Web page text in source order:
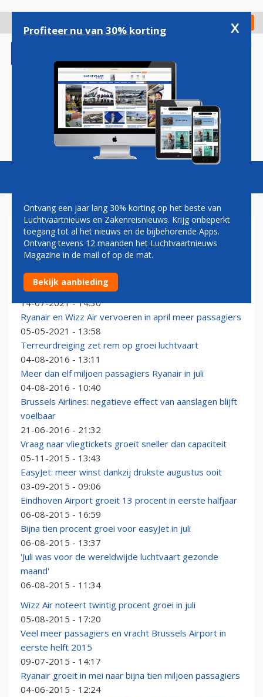
gaan
Check in
Magazine Podcasts Vacatures
BEZETTINGSGRAAD
Lufthansa: eind 2021 op 60 tot 70 procent van pre-
pandemische passagiersaantallen
14-07-2021 - 14:30
Ryanair en Wizz Air vervoeren in april meer passagiers
05-05-2021 - 13:58
Terreurdreiging zet rem op groei luchtvaart
04-08-2016 - 13:11
Meer dan elf miljoen passagiers Ryanair in juli
04-08-2016 - 10:40
Brussels Airlines: negatieve effect van aanslagen blijft
voelbaar
21-06-2016 - 21:32
Vraag naar vliegtickets groeit sneller dan capaciteit
05-11-2015 - 13:43
EasyJet: meer winst dankzij drukste augustus ooit
03-09-2015 - 09:06
Eindhoven Airport groeit 13 procent in eerste halfjaar
06-08-2015 - 16:59
Bijna tien procent groei voor easyJet in juli
06-08-2015 - 13:37
'Juli was voor de wereldwijde luchtvaart gezonde
maand'
06-08-2015 - 11:34
Wizz Air noteert twintig procent groei in juli
05-08-2015 - 17:20
Veel meer passagiers en vracht Brussels Airport in
eerste helft 2015
09-07-2015 - 14:17
Ryanair groeit in mei naar bijna tien miljoen passagiers
04-06-2015 - 12:24
Profiteer nu van 30% korting x
Ontvang een jaar lang 30% korting op het beste van
Luchtvaartnieuws en Zakenreisnieuws. Krijg onbeperkt
toegang tot al het nieuws en de bijbehorende Apps.
Ontvang tevens 12 maanden het Luchtvaartnieuws
Magazine in de mail of op de mat.
Bekijk aanbieding